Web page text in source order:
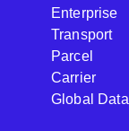
Enterprise
Transport
Parcel
Carrier
Global Data